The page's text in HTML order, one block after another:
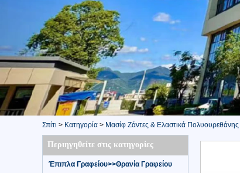
Σπίτι > Κατηγορία > Μασίφ Ζάντες & Ελαστικά Πολυουρεθάνης
Περιηγηθείτε στις κατηγορίες
Έπιπλα Γραφείου>>Θρανία Γραφείου